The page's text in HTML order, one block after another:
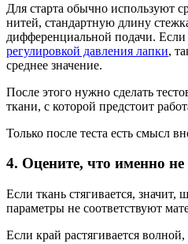
Для старта обычно используют
нитей, стандартную длину
дифференциальной подачи. Если
регулировкой давления лапки,
среднее значение.
После этого нужно сделать
ткани, с которой предстоит
Только после теста есть смысл
4. Оцените, что именно не
Если ткань стягивается,
параметры не соответствуют
Если край растягивается